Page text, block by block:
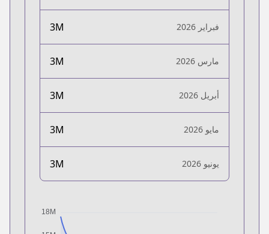
فبراير 2026 3M
مارس 2026 3M
أبريل 2026 3M
مايو 2026 3M
يونيو 2026 3M